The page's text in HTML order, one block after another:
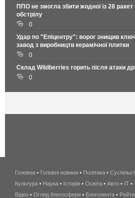
ППО не змогла збити жодної із 28
обстрілу
0
Удар по "Епіцентру": ворог знищив
завод з виробництв керамічної плитки
0
Склад Wildberries горить після атаки
0
Головна • Головні новини • Політика •
Культура • Наука • Історія • Освіта • Авто • IT •
Відео • Огляд блогосфери • Блоголента •